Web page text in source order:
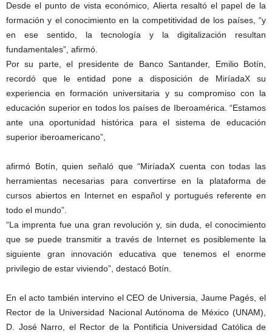
Desde el punto de vista económico, Alierta resaltó el papel de la
formación y el conocimiento en la competitividad de los países, “y
en ese sentido, la tecnología y la digitalización resultan
fundamentales”, afirmó.
Por su parte, el presidente de Banco Santander, Emilio Botín,
recordó que le entidad pone a disposición de MiríadaX su
experiencia en formación universitaria y su compromiso con la
educación superior en todos los países de Iberoamérica. “Estamos
ante una oportunidad histórica para el sistema de educación
superior iberoamericano”,
afirmó Botín, quien señaló que “MiríadaX cuenta con todas las
herramientas necesarias para convertirse en la plataforma de
cursos abiertos en Internet en español y portugués referente en
todo el mundo”.
“La imprenta fue una gran revolución y, sin duda, el conocimiento
que se puede transmitir a través de Internet es posiblemente la
siguiente gran innovación educativa que tenemos el enorme
privilegio de estar viviendo”, destacó Botín.
En el acto también intervino el CEO de Universia, Jaume Pagés, el
Rector de la Universidad Nacional Autónoma de México (UNAM),
D. José Narro, el Rector de la Pontificia Universidad Católica de